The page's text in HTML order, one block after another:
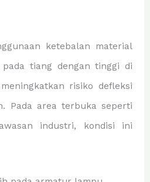
ketebalan material
tiang dengan tinggi di
risiko defleksi
Pada area terbuka seperti
industri, kondisi ini